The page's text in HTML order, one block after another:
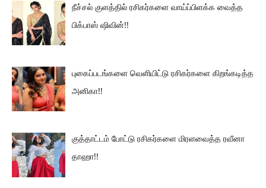
நீச்சல் குளத்தில் ரசிகர்களை வாய்ப்பிளக்க வைத்த
பிக்பாஸ் ஷிவின்!!
புகைப்படங்களை வெளியிட்டு ரசிகர்களை கிறங்கடித்த
அனிகா!!
குத்தாட்டம் போட்டு ரசிகர்களை மிரளவைத்த ரவீனா
தாஹா!!